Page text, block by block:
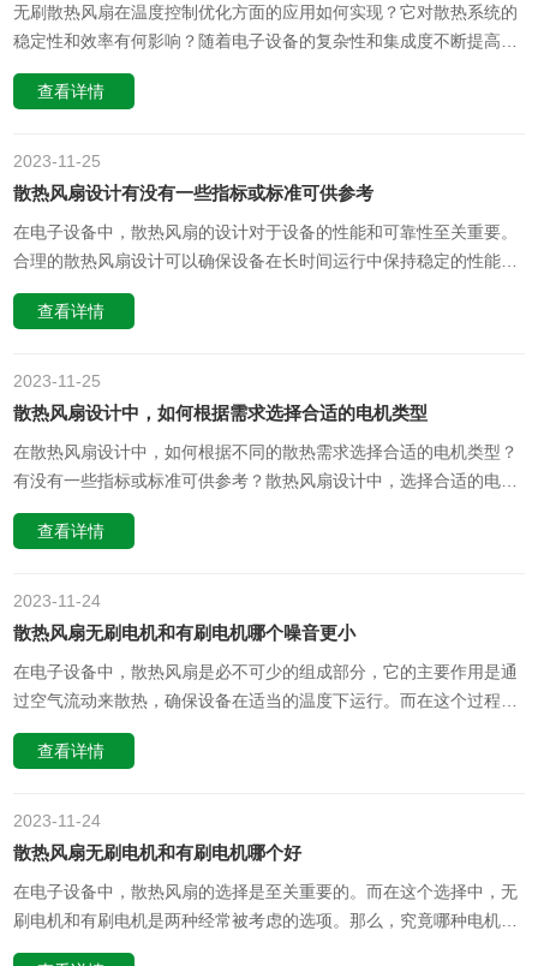
无刷散热风扇在温度控制优化方面的应用如何实现？它对散热系统的
稳定性和效率有何影响？随着电子设备的复杂性和集成度不断提高，
温度控制优化已成为确保设备可靠性和性能的关键因素。无刷散热风
扇作为一种先进的散热技术，在温度控制优化方面具有显著的优势和
实现，以及它对散热系……
查看详情
25
2023-11
散热风扇设计有没有一些指标或标准可供参考
在电子设备中，散热风扇的设计对于设备的性能和可靠性至关重要。
合理的散热风扇设计可以确保设备在长时间运行中保持稳定的性能，
避免过热和其他问题。那么，散热风扇设计有没有一些指标或标准可
供参考呢？本文将为您介绍一些常见的散热风扇设计指标和标准。风
扇在单位时间……
查看详情
25
2023-11
散热风扇设计中，如何根据需求选择合适的电机类型
在散热风扇设计中，如何根据不同的散热需求选择合适的电机类型？
有没有一些指标或标准可供参考？散热风扇设计中，选择合适的电机
类型对于满足散热需求至关重要。本文将介绍在选择电机类型时需要
考虑的因素，并提供一些可供参考的指标和标准。一、了解散热需求
散热路径、气流方向等……
查看详情
24
2023-11
散热风扇无刷电机和有刷电机哪个噪音更小
在电子设备中，散热风扇是必不可少的组成部分，它的主要作用是通
过空气流动来散热，确保设备在适当的温度下运行。而在这个过程
中，风扇的噪音也是一个需要考虑的重要因素。本文将探讨散热风扇
无刷电机和有刷电机哪个噪音更小。一、无刷电机的噪音优势无刷电
优势。无刷电机通过电子……
查看详情
24
2023-11
散热风扇无刷电机和有刷电机哪个好
在电子设备中，散热风扇的选择是至关重要的。而在这个选择中，无
刷电机和有刷电机是两种经常被考虑的选项。那么，究竟哪种电机更
适合散热风扇呢？本文将为您详细解析两者的优缺点，帮助您做出最